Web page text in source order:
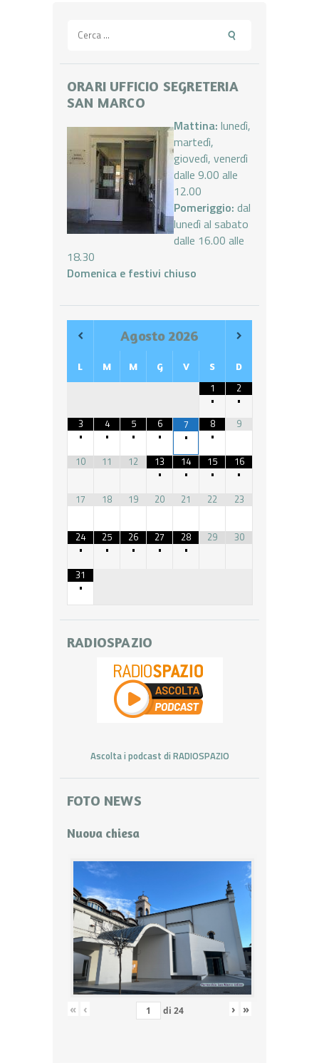
per:
ORARI UFFICIO SEGRETERIA
SAN MARCO
Mattina: lunedì,
martedì,
giovedì, venerdì
dalle 9.00 alle
12.00
Pomeriggio: dal
lunedì al sabato
dalle 16.00 alle
18.30
Domenica e festivi chiuso
Agosto2026
L M M G V S D
1
•
2
•
3
•
4
•
5
•
6
•
7
•
8
•
9
10 11 12
13
•
14
•
15
•
16
•
17
18 19 20 21 22 23
24
•
25
•
26
•
27
•
28
•
29 30
31
•
RADIOSPAZIO
Ascolta i podcast di RADIOSPAZIO
FOTO NEWS
Nuova chiesa
« ‹ di 24 › »